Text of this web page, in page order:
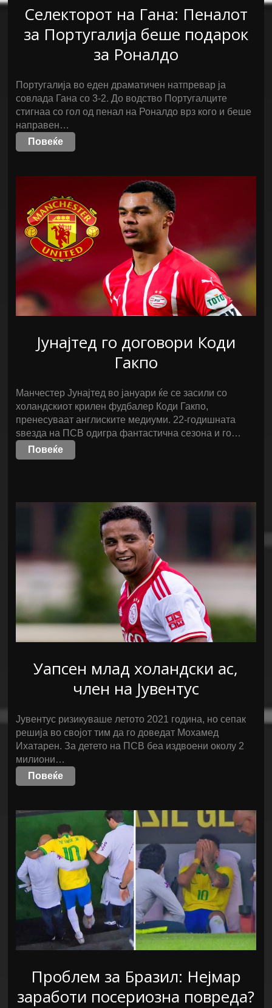
Селекторот на Гана: Пеналот
за Португалија беше подарок
за Роналдо
Португалија во еден драматичен натпревар ја
совлада Гана со 3-2. До водство Португалците
стигнаа со гол од пенал на Роналдо врз кого и беше
направен…
Повеќе
Јунајтед го договори Коди
Гакпо
Манчестер Јунајтед во јануари ќе се засили со
холандскиот крилен фудбалер Коди Гакпо,
пренесуваат англиските медиуми. 22-годишната
ѕвезда на ПСВ одигра фантастична сезона и го…
Повеќе
Уапсен млад холандски ас,
член на Јувентус
Јувентус ризикуваше летото 2021 година, но сепак
решија во својот тим да го доведат Мохамед
Ихатарен. За детето на ПСВ беа издвоени околу 2
милиони…
Повеќе
Проблем за Бразил: Нејмар
заработи посериозна повреда?